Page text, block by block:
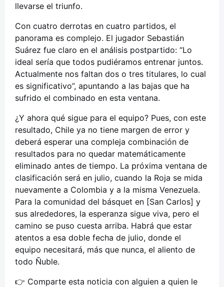
llevarse el triunfo.
Con cuatro derrotas en cuatro partidos, el
panorama es complejo. El jugador Sebastián
Suárez fue claro en el análisis postpartido: “Lo
ideal sería que todos pudiéramos entrenar juntos.
Actualmente nos faltan dos o tres titulares, lo cual
es significativo”, apuntando a las bajas que ha
sufrido el combinado en esta ventana.
¿Y ahora qué sigue para el equipo? Pues, con este
resultado, Chile ya no tiene margen de error y
deberá esperar una compleja combinación de
resultados para no quedar matemáticamente
eliminado antes de tiempo. La próxima ventana de
clasificación será en julio, cuando la Roja se mida
nuevamente a Colombia y a la misma Venezuela.
Para la comunidad del básquet en [San Carlos] y
sus alrededores, la esperanza sigue viva, pero el
camino se puso cuesta arriba. Habrá que estar
atentos a esa doble fecha de julio, donde el
equipo necesitará, más que nunca, el aliento de
todo Ñuble.
👉 Comparte esta noticia con alguien a quien le